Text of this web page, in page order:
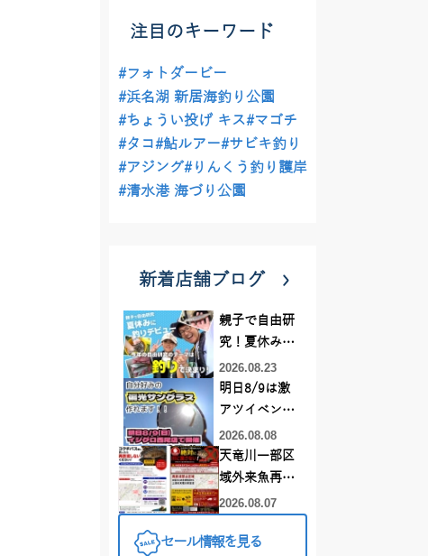
注目のキーワード
#フォトダービー
#浜名湖 新居海釣り公園
#ちょうい投げ キス#マゴチ
#タコ#鮎ルアー#サビキ釣り
#アジング#りんくう釣り護岸
#清水港 海づり公園
新着店舗ブログ
親子で自由研
究！夏休みに
釣りデビュー
2026.08.23
明日8/9は激
アツイベント
日！！！～オ
ーダー偏光グ
ラス受注会～
2026.08.08
天竜川一部区
域外来魚再放
流禁止となり
2026.08.07
セール情報を見る